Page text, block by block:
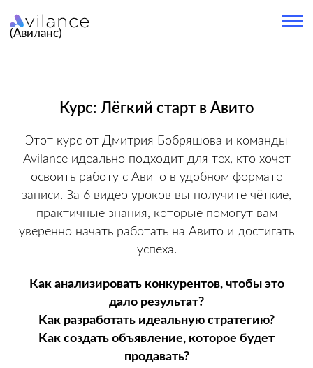
(Авиланс)
Курс: Лёгкий старт в Авито
Этот курс от Дмитрия Бобряшова и команды
Avilance идеально подходит для тех, кто хочет
освоить работу с Авито в удобном формате
записи. За 6 видео уроков вы получите чёткие,
практичные знания, которые помогут вам
уверенно начать работать на Авито и достигать
успеха.
Как анализировать конкурентов, чтобы это
дало результат?
Как разработать идеальную стратегию?
Как создать объявление, которое будет
продавать?